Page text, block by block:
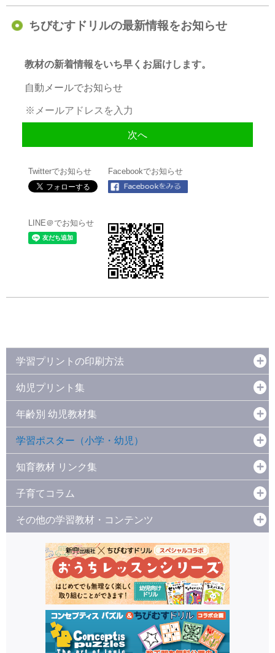
ちびむすドリルの最新情報をお知らせ
教材の新着情報をいち早くお届けします。
自動メールでお知らせ
Twitterでお知らせ Facebookでお知らせ
LINE＠でお知らせ
学習プリントの印刷方法
幼児プリント集
年齢別 幼児教材集
学習ポスター（小学・幼児）
知育教材 リンク集
子育てコラム
その他の学習教材・コンテンツ